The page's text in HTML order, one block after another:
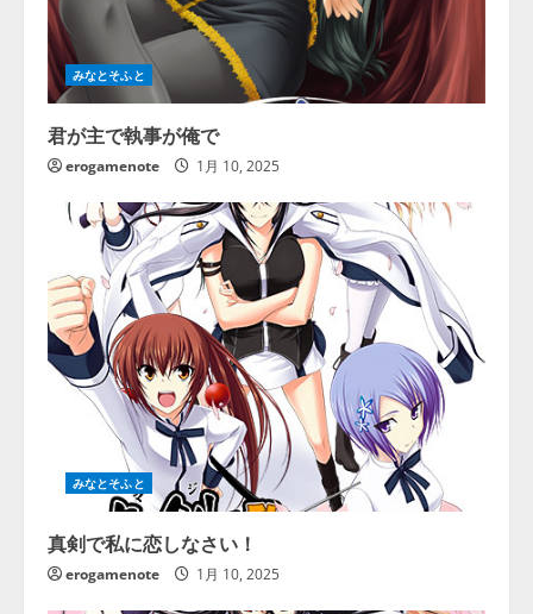
みなとそふと
君が主で執事が俺で
erogamenote 1月 10, 2025
みなとそふと
真剣で私に恋しなさい！
erogamenote 1月 10, 2025